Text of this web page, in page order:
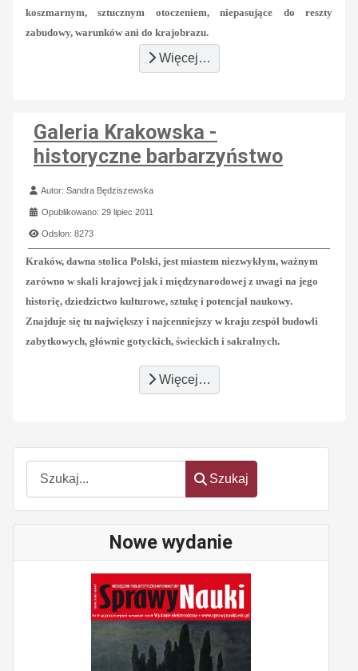
Szukaj
Szukaj
Nowe wydanie
koszmarnym, sztucznym otoczeniem, niepasujące do reszty
zabudowy, warunków ani do krajobrazu.
Więcej…
Galeria Krakowska -
historyczne barbarzyństwo
Szczegóły
Autor:Sandra Będziszewska
Opublikowano: 29 lipiec 2011
Odsłon: 8273
Kraków, dawna stolica Polski, jest miastem niezwykłym, ważnym
zarówno w skali krajowej jak i międzynarodowej z uwagi na jego
historię, dziedzictwo kulturowe, sztukę i potencjał naukowy.
Znajduje się tu największy i najcenniejszy w kraju zespół budowli
zabytkowych, głównie gotyckich, świeckich i sakralnych.
Więcej…